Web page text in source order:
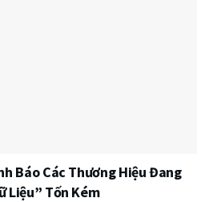
Báo Các Thương Hiệu Đang
Liệu” Tốn Kém